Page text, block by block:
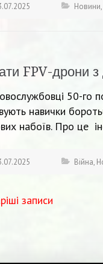
Новини,
FPV-дрони
50-го
навички
набоїв. Про це
Війна,
записи